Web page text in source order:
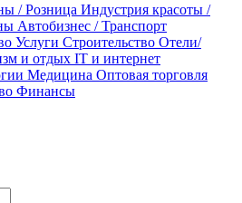
/ Розница Индустрия красоты /
Автобизнес / Транспорт
Услуги Строительство Отели/
и отдых IT и интернет
Медицина Оптовая торговля
Финансы